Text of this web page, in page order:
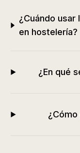
¿Cuándo usar
en hostelería?
¿En qué